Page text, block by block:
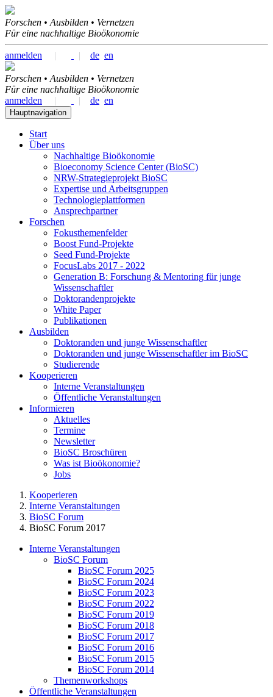
Forschen • Ausbilden • Vernetzen
Für eine nachhaltige Bioökonomie
anmelden | | de en
Forschen • Ausbilden • Vernetzen
Für eine nachhaltige Bioökonomie
anmelden
| | de en
Hauptnavigation
Start
Über uns
Nachhaltige Bioökonomie
Bioeconomy Science Center (BioSC)
NRW-Strategieprojekt BioSC
Expertise und Arbeitsgruppen
Technologieplattformen
Ansprechpartner
Forschen
Fokusthemenfelder
Boost Fund-Projekte
Seed Fund-Projekte
FocusLabs 2017 - 2022
Generation B: Forschung & Mentoring für junge
Wissenschaftler
Doktorandenprojekte
White Paper
Publikationen
Ausbilden
Doktoranden und junge Wissenschaftler
Doktoranden und junge Wissenschaftler im BioSC
Studierende
Kooperieren
Interne Veranstaltungen
Öffentliche Veranstaltungen
Informieren
Aktuelles
Termine
Newsletter
BioSC Broschüren
Was ist Bioökonomie?
Jobs
Kooperieren
Interne Veranstaltungen
BioSC Forum
BioSC Forum 2017
Interne Veranstaltungen
BioSC Forum
BioSC Forum 2025
BioSC Forum 2024
BioSC Forum 2023
BioSC Forum 2022
BioSC Forum 2019
BioSC Forum 2018
BioSC Forum 2017
BioSC Forum 2016
BioSC Forum 2015
BioSC Forum 2014
Themenworkshops
Öffentliche Veranstaltungen